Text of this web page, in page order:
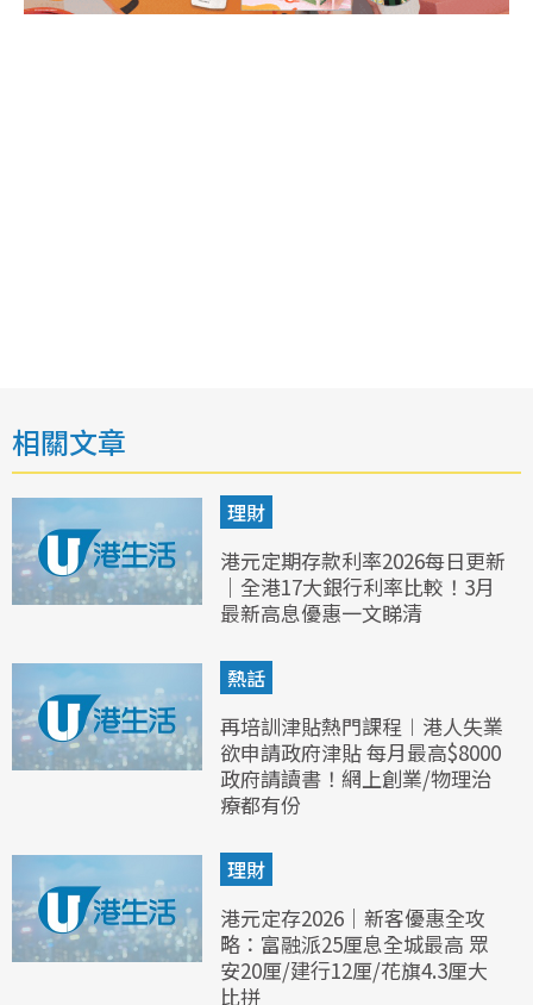
相關文章
理財
港元定期存款利率2026每日更新
｜全港17大銀行利率比較！3月
最新高息優惠一文睇清
熱話
再培訓津貼熱門課程︱港人失業
欲申請政府津貼 每月最高$8000
政府請讀書！網上創業/物理治
療都有份
理財
港元定存2026｜新客優惠全攻
略：富融派25厘息全城最高 眾
安20厘/建行12厘/花旗4.3厘大
比拼